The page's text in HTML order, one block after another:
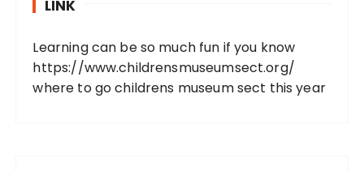
LINK
Learning can be so much fun if you know
https://www.childrensmuseumsect.org/
where to go childrens museum sect this year